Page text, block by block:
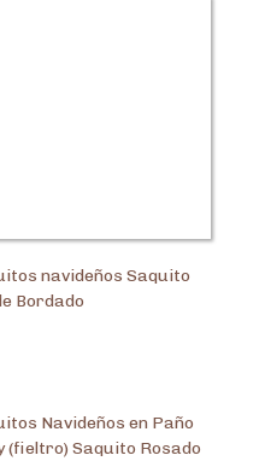
navideños Saquito
Bordado
Navideños en Paño
(fieltro) Saquito Rosado